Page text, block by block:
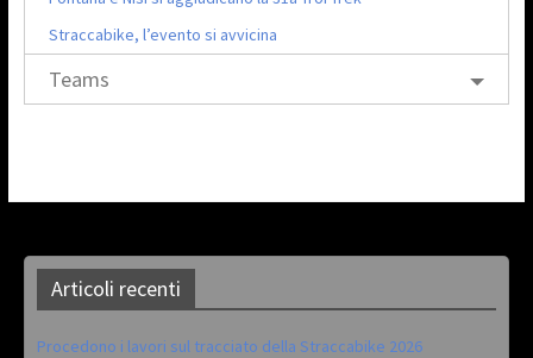
Straccabike, l’evento si avvicina
Teams
Articoli recenti
Procedono i lavori sul tracciato della Straccabike 2026